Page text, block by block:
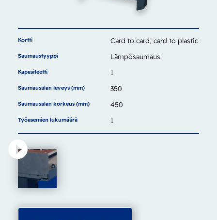
Kortti Card to card, card to plastic
Saumaustyyppi Lämpösaumaus
Kapasiteetti 1
Saumausalan leveys (mm) 350
Saumausalan korkeus (mm) 450
Työasemien lukumäärä 1